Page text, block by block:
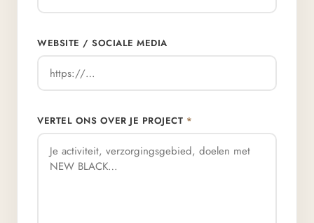
WEBSITE / SOCIALE MEDIA
VERTEL ONS OVER JE PROJECT *